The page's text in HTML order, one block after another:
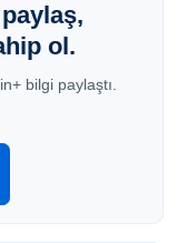
ol.
bilgi paylaştı.